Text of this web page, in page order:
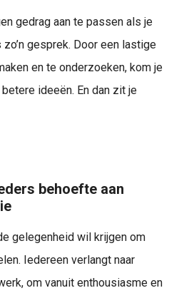
gedrag aan te passen als je
gesprek. Door een lastige
en te onderzoeken, kom je
ideeën. En dan zit je
behoefte aan
gelegenheid wil krijgen om
Iedereen verlangt naar
om vanuit enthousiasme en